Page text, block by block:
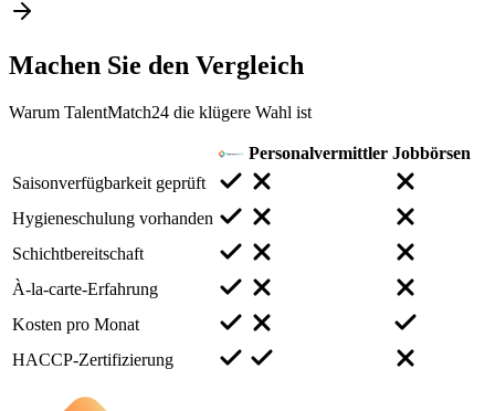
Machen Sie den Vergleich
Warum TalentMatch24 die klügere Wahl ist
Personalvermittler Jobbörsen
Saisonverfügbarkeit geprüft
Hygieneschulung vorhanden
Schichtbereitschaft
À-la-carte-Erfahrung
Kosten pro Monat
HACCP-Zertifizierung